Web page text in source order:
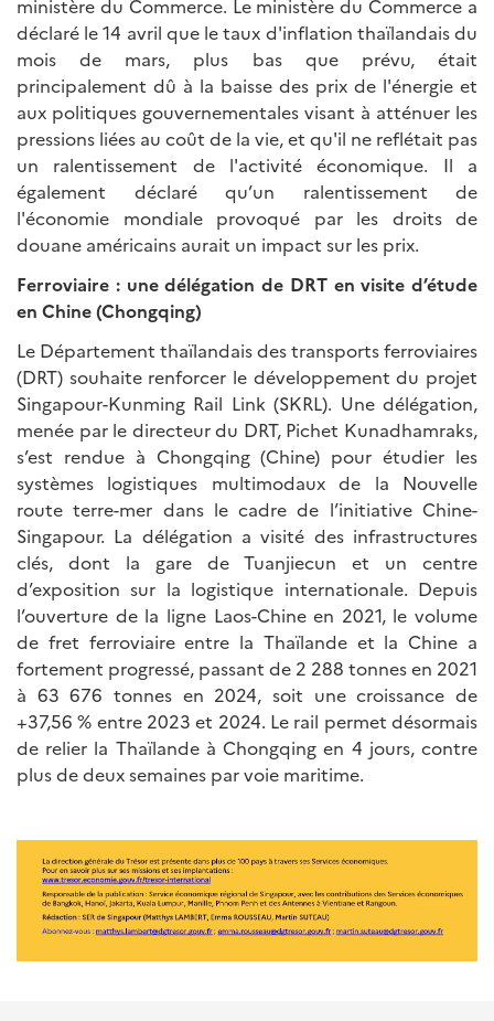
ministère du Commerce. Le ministère du Commerce a
déclaré le 14 avril que le taux d'inflation thaïlandais du
mois de mars, plus bas que prévu, était
principalement dû à la baisse des prix de l'énergie et
aux politiques gouvernementales visant à atténuer les
pressions liées au coût de la vie, et qu'il ne reflétait pas
un ralentissement de l'activité économique. Il a
également déclaré qu’un ralentissement de
l'économie mondiale provoqué par les droits de
douane américains aurait un impact sur les prix.
Ferroviaire : une délégation de DRT en visite d’étude
en Chine (Chongqing)
Le Département thaïlandais des transports ferroviaires
(DRT) souhaite renforcer le développement du projet
Singapour-Kunming Rail Link (SKRL). Une délégation,
menée par le directeur du DRT, Pichet Kunadhamraks,
s’est rendue à Chongqing (Chine) pour étudier les
systèmes logistiques multimodaux de la Nouvelle
route terre-mer dans le cadre de l’initiative Chine-
Singapour. La délégation a visité des infrastructures
clés, dont la gare de Tuanjiecun et un centre
d’exposition sur la logistique internationale. Depuis
l’ouverture de la ligne Laos-Chine en 2021, le volume
de fret ferroviaire entre la Thaïlande et la Chine a
fortement progressé, passant de 2 288 tonnes en 2021
à 63 676 tonnes en 2024, soit une croissance de
+37,56 % entre 2023 et 2024. Le rail permet désormais
de relier la Thaïlande à Chongqing en 4 jours, contre
plus de deux semaines par voie maritime.